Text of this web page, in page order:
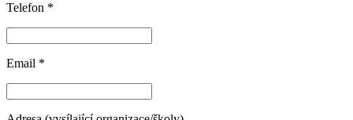
Telefon *
Email *